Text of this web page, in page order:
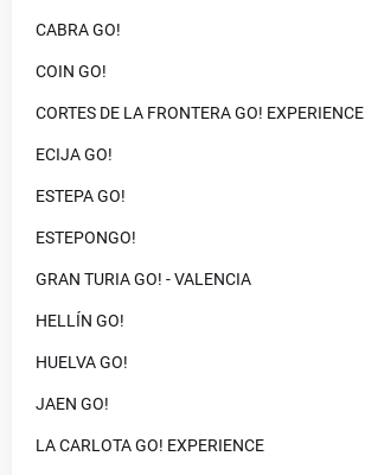
CABRA GO!
COIN GO!
CORTES DE LA FRONTERA GO! EXPERIENCE
ECIJA GO!
ESTEPA GO!
ESTEPONGO!
GRAN TURIA GO! - VALENCIA
HELLÍN GO!
HUELVA GO!
JAEN GO!
LA CARLOTA GO! EXPERIENCE